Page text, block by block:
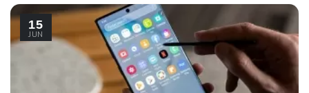
các bộ xử lý của Qualcomm và giữa hai công ty này thường xuyên
xảy ra các cuộc cạnh tranh để giành được hợp đồng …
15
JUN